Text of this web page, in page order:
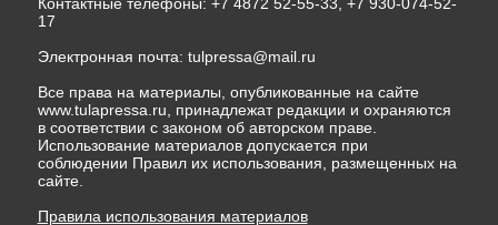
17
Электронная почта: tulpressa@mail.ru
Все права на материалы, опубликованные на сайте
www.tulapressa.ru, принадлежат редакции и охраняются
в соответствии с законом об авторском праве.
Использование материалов допускается при
соблюдении Правил их использования, размещенных на
сайте.
Правила использования материалов